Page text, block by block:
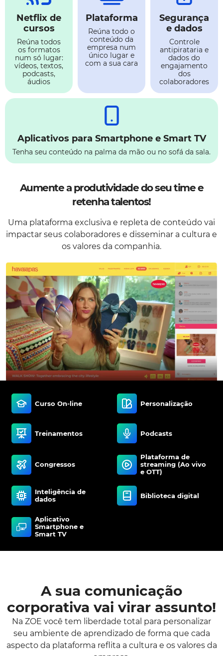
Netflix de
cursos
Reúna todos
os formatos
num só lugar:
vídeos, textos,
podcasts,
áudios
Plataforma
Reúna todo o
conteúdo da
empresa num
único lugar e
com a sua cara
Segurança
e dados
Controle
antipirataria e
dados do
engajamento
dos
colaboradores
Aplicativos para Smartphone e Smart TV
Tenha seu conteúdo na palma da mão ou no sofá da sala.
Aumente a produtividade do seu time e
retenha talentos!
Uma plataforma exclusiva e repleta de conteúdo vai
impactar seus colaboradores e disseminar a cultura e
os valores da companhia.
Curso On-line Personalização
Treinamentos Podcasts
Congressos
Plataforma de
streaming (Ao vivo
e OTT)
Inteligência de
dados
Biblioteca digital
Aplicativo
Smartphone e
Smart TV
A sua comunicação
corporativa vai virar assunto!
Na ZOE você tem liberdade total para personalizar
seu ambiente de aprendizado de forma que cada
aspecto da plataforma reflita a cultura e os valores da